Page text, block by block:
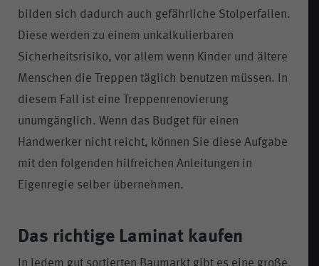
bilden sich dadurch auch gefährliche Stolperfallen.
Diese werden zu einem unkalkulierbaren
Sicherheitsrisiko, vor allem wenn Kinder und ältere
Menschen die Treppen täglich benutzen müssen. In
diesem Fall ist eine Treppenrenovierung
unumgänglich. Wenn das Budget für einen
Handwerker nicht reicht, können Sie diese Aufgabe
mit den folgenden hilfreichen Anleitungen in
Eigenregie selber übernehmen.
Das richtige Laminat kaufen
In jedem gut sortierten Baumarkt gibt es eine große